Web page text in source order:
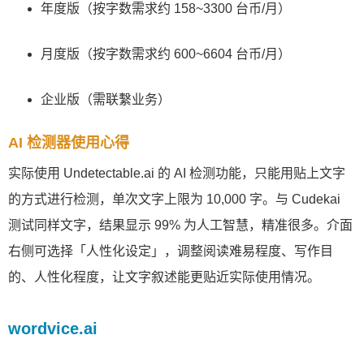
年度版（按字数需求约 158~3300 台币/月）
月度版（按字数需求约 600~6604 台币/月）
企业版（需联繫业务）
AI 检测器使用心得
实际使用 Undetectable.ai 的 AI 检测功能，只能用贴上文字
的方式进行检测，单次文字上限为 10,000 字。与 Cudekai
测试同样文字，结果显示 99% 为人工智慧，精准很多。介面
右侧可选择「人性化设定」，调整阅读难易程度、写作目
的、人性化程度，让文字叙述能更贴近实际使用情况。
wordvice.ai